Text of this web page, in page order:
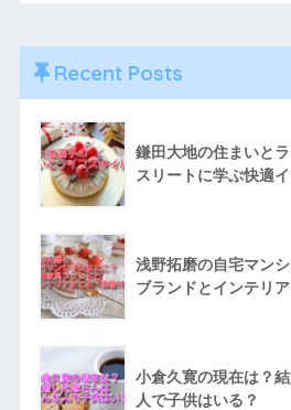
Recent Posts
鎌田大地の住まいと
スリートに学ぶ快適
浅野拓磨の自宅マン
ブランドとインテリ
小倉久寛の現在は？
人で子供はいる？